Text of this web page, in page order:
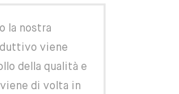
la nostra
viene
della qualità e
di volta in